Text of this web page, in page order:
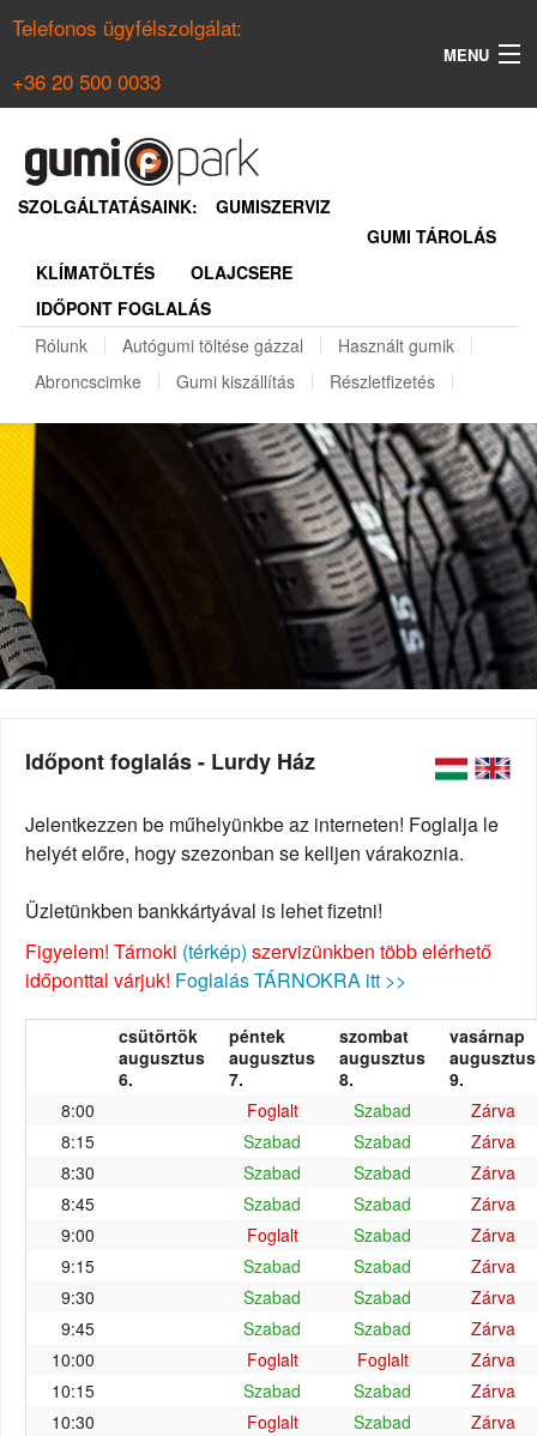
Telefonos ügyfélszolgálat:
+36 20 500 0033
MENU
NYÁRI GUMI KERESŐ
REGISZTRÁCIÓ
SZOLGÁLTATÁSAINK:
GUMISZERVIZ
GUMI TÁROLÁS
KLÍMATÖLTÉS
OLAJCSERE
IDŐPONT FOGLALÁS
Rólunk
Autógumi töltése gázzal
Használt gumik
Abroncscimke
Gumi kiszállítás Részletfizetés
Időpont foglalás - Lurdy Ház
Jelentkezzen be műhelyünkbe az interneten! Foglalja le
helyét előre, hogy szezonban se kelljen várakoznia.
Üzletünkben bankkártyával is lehet fizetni!
Figyelem! Tárnoki (térkép) szervizünkben több elérhető
időponttal várjuk! Foglalás TÁRNOKRA itt >>
csütörtök
augusztus
6.
péntek
augusztus
7.
szombat
augusztus
8.
vasárnap
augusztus
9.
8:00
Foglalt Szabad
Zárva
8:15
Szabad Szabad
Zárva
8:30
Szabad Szabad
Zárva
8:45
Szabad Szabad
Zárva
9:00
Foglalt Szabad
Zárva
9:15
Szabad Szabad
Zárva
9:30
Szabad Szabad
Zárva
9:45
Szabad Szabad
Zárva
10:00
Foglalt Foglalt
Zárva
10:15
Szabad Szabad
Zárva
10:30
Foglalt Szabad
Zárva